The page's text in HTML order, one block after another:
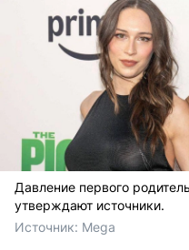
Давление первого
утверждают источники.
Источник: Mega